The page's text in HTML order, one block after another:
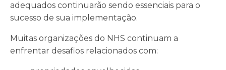
adequados continuarão sendo essenciais para o
sucesso de sua implementação.
Muitas organizações do NHS continuam a
enfrentar desafios relacionados com: